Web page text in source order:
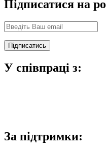
Підписатися на
У співпраці з:
За підтримки: